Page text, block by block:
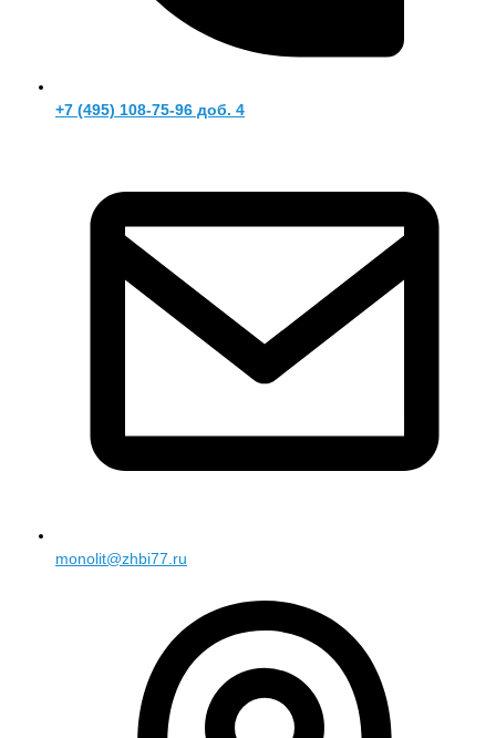
+7 (495) 108-75-96 доб. 4
monolit@zhbi77.ru